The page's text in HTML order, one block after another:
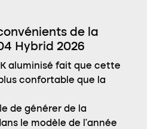
de la
Hybrid 2026
aluminisé fait que cette
confortable que la
de générer de la
le modèle de l’année